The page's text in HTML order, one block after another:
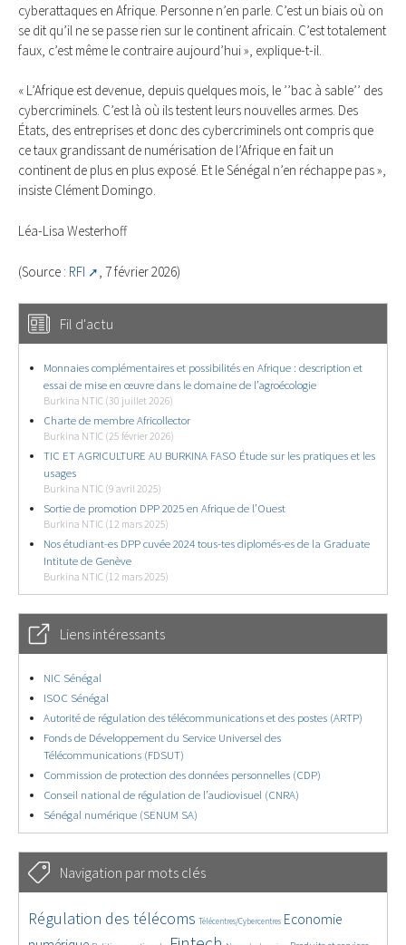
cyberattaques en Afrique. Personne n’en parle. C’est un biais où on
se dit qu’il ne se passe rien sur le continent africain. C’est totalement
faux, c’est même le contraire aujourd’hui », explique-t-il.
« L’Afrique est devenue, depuis quelques mois, le ’’bac à sable’’ des
cybercriminels. C’est là où ils testent leurs nouvelles armes. Des
États, des entreprises et donc des cybercriminels ont compris que
ce taux grandissant de numérisation de l’Afrique en fait un
continent de plus en plus exposé. Et le Sénégal n’en réchappe pas »,
insiste Clément Domingo.
Léa-Lisa Westerhoff
(Source : RFI , 7 février 2026)
Fil d'actu
Monnaies complémentaires et possibilités en Afrique : description et
essai de mise en œuvre dans le domaine de l’agroécologie
Burkina NTIC (30 juillet 2026)
Charte de membre Africollector
Burkina NTIC (25 février 2026)
TIC ET AGRICULTURE AU BURKINA FASO Étude sur les pratiques et les
usages
Burkina NTIC (9 avril 2025)
Sortie de promotion DPP 2025 en Afrique de l’Ouest
Burkina NTIC (12 mars 2025)
Nos étudiant-es DPP cuvée 2024 tous-tes diplomés-es de la Graduate
Intitute de Genève
Burkina NTIC (12 mars 2025)
Liens intéressants
NIC Sénégal
ISOC Sénégal
Autorité de régulation des télécommunications et des postes (ARTP)
Fonds de Développement du Service Universel des
Télécommunications (FDSUT)
Commission de protection des données personnelles (CDP)
Conseil national de régulation de l’audiovisuel (CNRA)
Sénégal numérique (SENUM SA)
Navigation par mots clés
4607/5729
Régulation des télécoms
380/5729 Télécentres/Cybercentres
3638/5729
Economie
1890/5729
5235/5729
681/5729
2323/5729
1550/5729